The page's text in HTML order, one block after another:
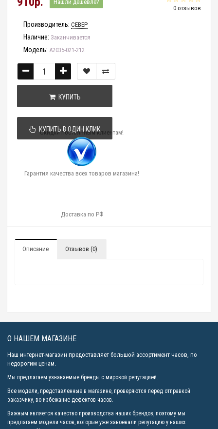
0 отзывов
Нашли дешевле?
Производитель: СЕВЕР
Наличие: Заканчивается
Модель: A2035-021-212
КУПИТЬ
КУПИТЬ В ОДИН КЛИК
Скидки постоянным клиентам!
Гарантия качества всех товаров магазина!
Доставка по РФ
Описание Отзывов (0)
О НАШЕМ МАГАЗИНЕ
Наш интернет-магазин предоставляет большой ассортимент часов, по
недорогим ценам.
Мы предлагаем узнаваемые бренды с мировой репутацией.
Все модели, представленные в магазине, проверяются перед отправкой
заказчику, во избежание дефектов часов.
Важным является качество производства наших брендов, поэтому мы
предлагаем модели часов, которые уже завоевали репутацию у наших